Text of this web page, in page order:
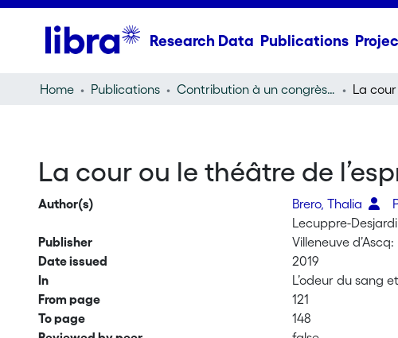
Research Data Publications
Home Publications Contribution à un congrès (conference paper)
La cour ou le théâtre de
Author(s) Brero, Thalia
Lecuppre-
Publisher
Villeneuve
Date issued
2019
In
L’odeur du sang
From page
121
To page
148